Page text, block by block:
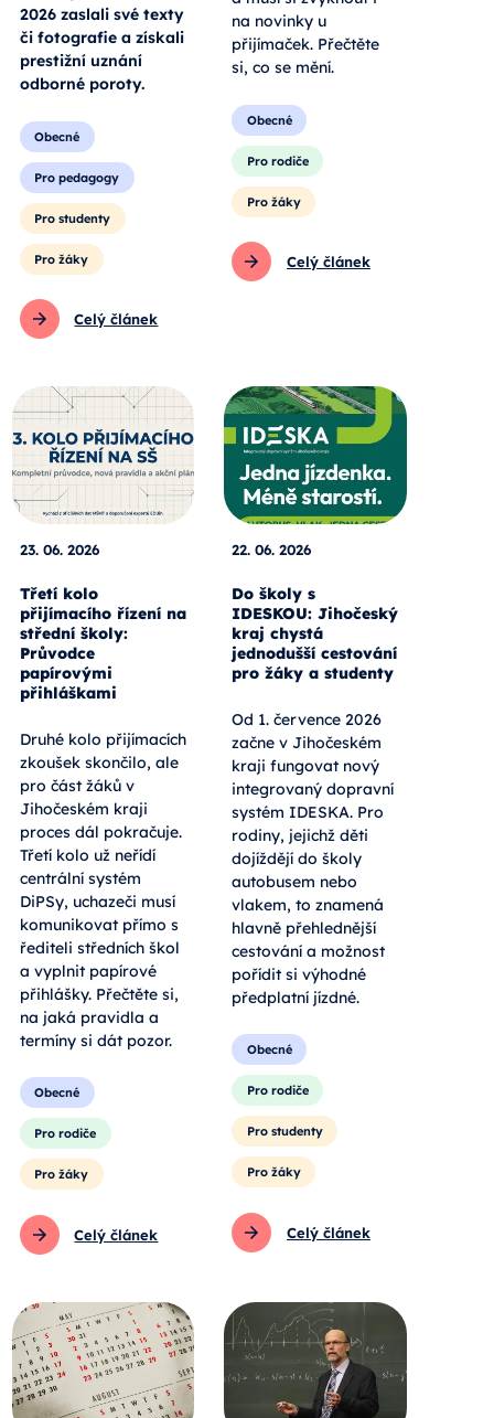
2026 zaslali své texty
či fotografie a získali
prestižní uznání
odborné poroty.
Obecné
Pro pedagogy
Pro studenty
Pro žáky
Celý článek
na novinky u
přijímaček. Přečtěte
si, co se mění.
Obecné
Pro rodiče
Pro žáky
Celý článek
23. 06. 2026
Třetí kolo
přijímacího řízení na
střední školy:
Průvodce
papírovými
přihláškami
Druhé kolo přijímacích
zkoušek skončilo, ale
pro část žáků v
Jihočeském kraji
proces dál pokračuje.
Třetí kolo už neřídí
centrální systém
DiPSy, uchazeči musí
komunikovat přímo s
řediteli středních škol
a vyplnit papírové
přihlášky. Přečtěte si,
na jaká pravidla a
termíny si dát pozor.
Obecné
Pro rodiče
Pro žáky
Celý článek
22. 06. 2026
Do školy s
IDESKOU: Jihočeský
kraj chystá
jednodušší cestování
pro žáky a studenty
Od 1. července 2026
začne v Jihočeském
kraji fungovat nový
integrovaný dopravní
systém IDESKA. Pro
rodiny, jejichž děti
dojíždějí do školy
autobusem nebo
vlakem, to znamená
hlavně přehlednější
cestování a možnost
pořídit si výhodné
předplatní jízdné.
Obecné
Pro rodiče
Pro studenty
Pro žáky
Celý článek